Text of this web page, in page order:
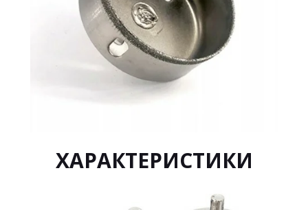
ХАРАКТЕРИСТИКИ